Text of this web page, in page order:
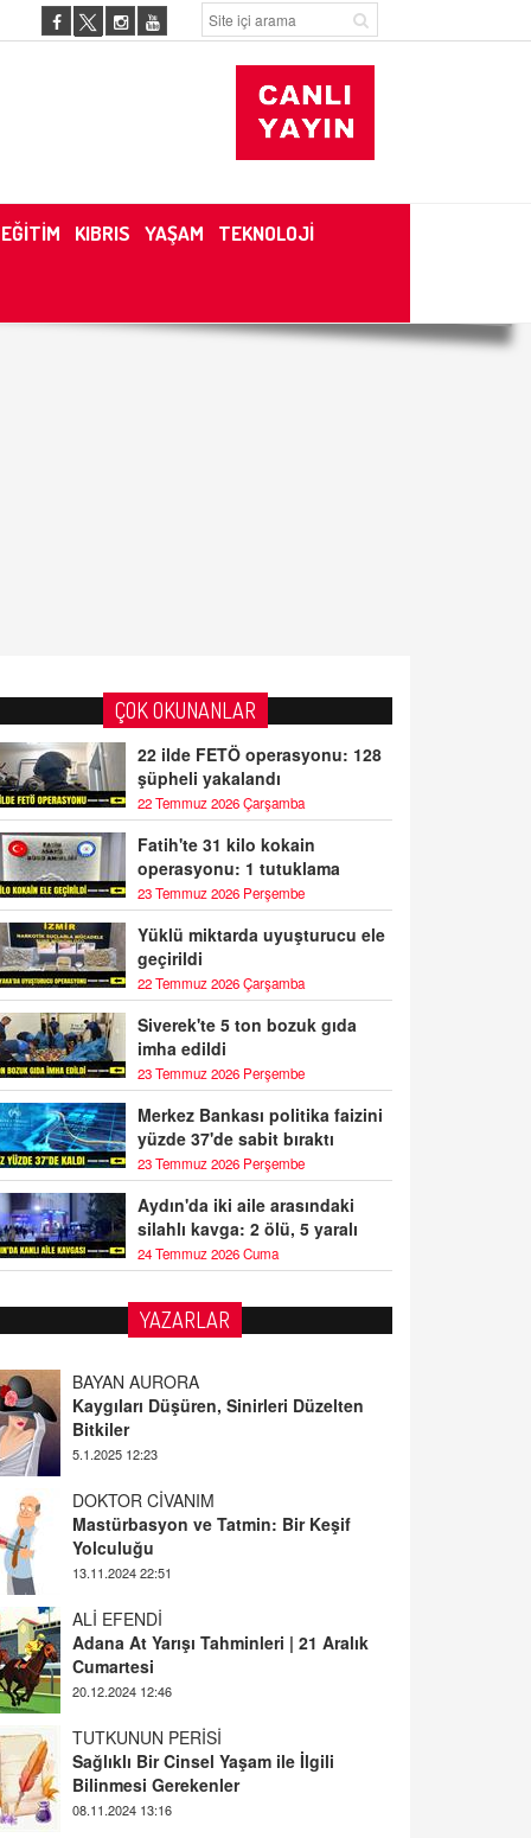
EĞİTİM KIBRIS YAŞAM TEKNOLOJİ
ÇOK OKUNANLAR
22 ilde FETÖ operasyonu: 128
şüpheli yakalandı
22 Temmuz 2026 Çarşamba
Fatih'te 31 kilo kokain
operasyonu: 1 tutuklama
23 Temmuz 2026 Perşembe
Yüklü miktarda uyuşturucu ele
geçirildi
22 Temmuz 2026 Çarşamba
Siverek'te 5 ton bozuk gıda
imha edildi
23 Temmuz 2026 Perşembe
Merkez Bankası politika faizini
yüzde 37'de sabit bıraktı
23 Temmuz 2026 Perşembe
Aydın'da iki aile arasındaki
silahlı kavga: 2 ölü, 5 yaralı
24 Temmuz 2026 Cuma
YAZARLAR
BAYAN AURORA
Kaygıları Düşüren, Sinirleri Düzelten
Bitkiler
5.1.2025 12:23
DOKTOR CİVANIM
Mastürbasyon ve Tatmin: Bir Keşif
Yolculuğu
13.11.2024 22:51
ALİ EFENDİ
Adana At Yarışı Tahminleri | 21 Aralık
Cumartesi
20.12.2024 12:46
TUTKUNUN PERİSİ
Sağlıklı Bir Cinsel Yaşam ile İlgili
Bilinmesi Gerekenler
08.11.2024 13:16